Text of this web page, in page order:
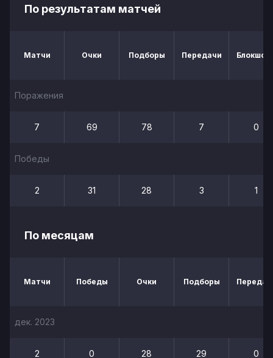
По результатам матчей
Матчи Очки Подборы Передачи
Поражения
7 69 78 7 0
Победы
2 31 28 3 1
По месяцам
Матчи Победы Очки Подборы
дек. 2023
2 0 28 29 0